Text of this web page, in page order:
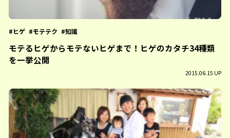
ヒゲ モテテク 知識
モテるヒゲからモテないヒゲまで！ヒゲのカタチ34種類
を一挙公開
2015.06.15 UP